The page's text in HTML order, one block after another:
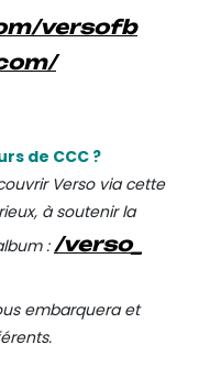
versofb
de CCC ?
Verso via cette
à soutenir la
:/verso_
embarquera et